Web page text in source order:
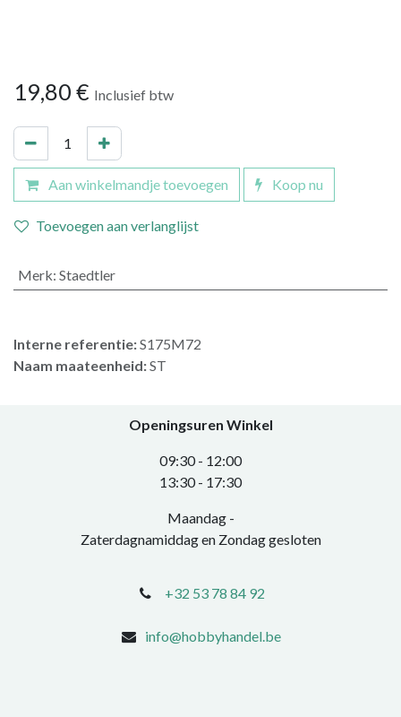
19,80 € Inclusief btw
Aan winkelmandje toevoegen Koop nu
Toevoegen aan verlanglijst
Merk: Staedtler
Interne referentie:S175M72
Naam maateenheid:ST
Openingsuren Winkel
0​9:30 - 12:00
​13:30 - 17:30​
Maandag -
Zaterdagnamiddag en Zondag gesloten
+32 53 78 84 92
info@hobbyhandel.be